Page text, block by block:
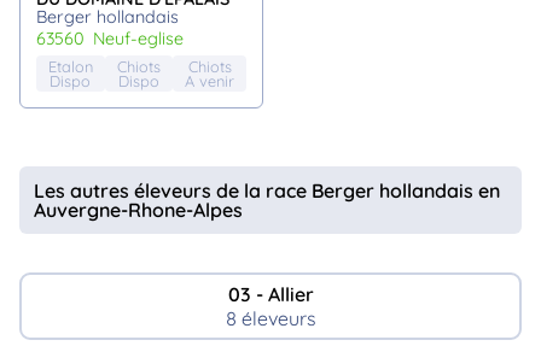
Berger hollandais
63560
neuf-eglise
Etalon
Dispo
Chiots
Dispo
Chiots
A venir
Les autres éleveurs de la race Berger hollandais en
Auvergne-Rhone-Alpes
03 - Allier
8 éleveurs